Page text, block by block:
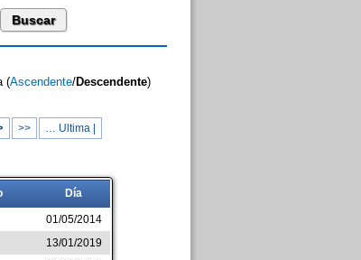
(Ascendente/Descendente)
>> … Ultima |
Día
01/05/2014
13/01/2019